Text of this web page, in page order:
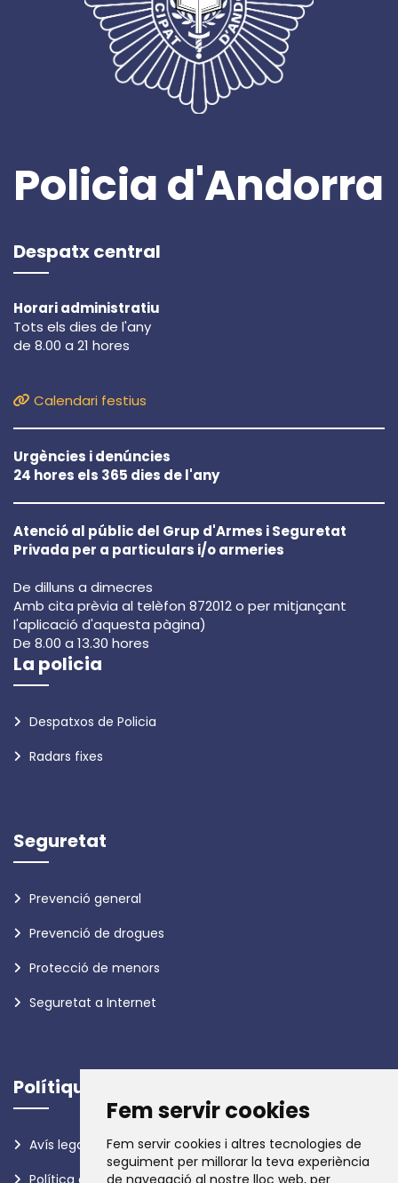
Fem servir cookies
Fem servir cookies i altres tecnologies de
seguiment per millorar la teva experiència
de navegació al nostre lloc web, per
Policia d'Andorra
Despatx central
Horari administratiu
Tots els dies de l'any
de 8.00 a 21 hores
Calendari festius
Urgències i denúncies
24 hores els 365 dies de l'any
Atenció al públic del Grup d'Armes i Seguretat
Privada per a particulars i/o armeries
De dilluns a dimecres
Amb cita prèvia al telèfon 872012 o per mitjançant
l'aplicació d'aquesta pàgina)
De 8.00 a 13.30 hores
La policia
Despatxos de Policia
Radars fixes
Seguretat
Prevenció general
Prevenció de drogues
Protecció de menors
Seguretat a Internet
Polítiques
Avís legal
Política de privadesa